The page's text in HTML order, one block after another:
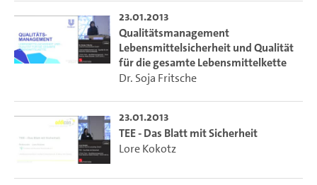
23.01.2013
Qualitätsmanagement
Lebensmittelsicherheit und Qualität
für die gesamte Lebensmittelkette
Dr. Soja Fritsche
23.01.2013
TEE - Das Blatt mit Sicherheit
Lore Kokotz